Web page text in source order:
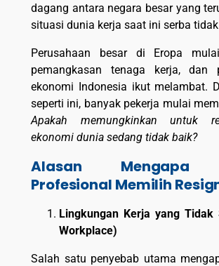
dagang antara negara besar yang
situasi dunia kerja saat ini serba
Perusahaan besar di Eropa
pemangkasan tenaga kerja, dan
ekonomi Indonesia ikut melambat.
seperti ini, banyak pekerja mulai
Apakah memungkinkan untuk
ekonomi dunia sedang tidak baik?
Alasan Mengapa
Profesional Memilih
Lingkungan Kerja yang Tidak
Workplace)
Salah satu penyebab utama